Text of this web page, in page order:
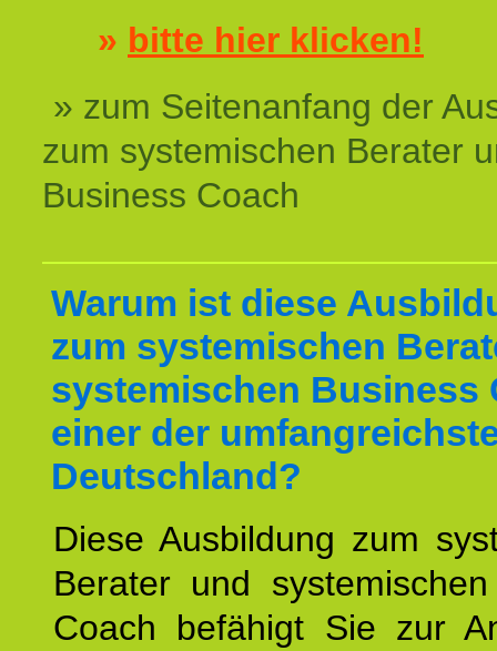
» bitte hier klicken!
» zum Seitenanfang der
zum systemischen Berater
Business Coach
Warum ist diese
zum systemischen
systemischen Business
einer der
Deutschland?
Diese Ausbildung zum
Berater und
Coach befähigt Sie zur